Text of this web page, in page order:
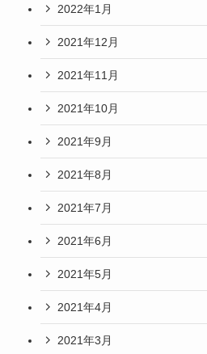
2022年1月
2021年12月
2021年11月
2021年10月
2021年9月
2021年8月
2021年7月
2021年6月
2021年5月
2021年4月
2021年3月